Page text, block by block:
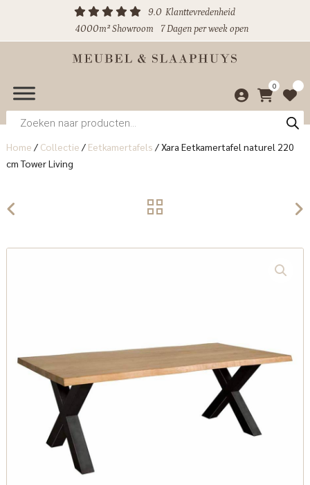
9.0 Klanttevredenheid
4000m² Showroom
7 Dagen per week open
0
Producten
zoeken
Home / Collectie / Eetkamertafels /Xara Eetkamertafel naturel 220
cm Tower Living